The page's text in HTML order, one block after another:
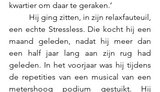
kwartier om daar te geraken.’
een echte Stressless. Die kocht hij een
maand geleden, nadat hij meer dan
een half jaar lang aan zijn rug had
geleden. In het voorjaar was hij tijdens
de repetities van een musical van een
metershoog podium gestuikt. Hij